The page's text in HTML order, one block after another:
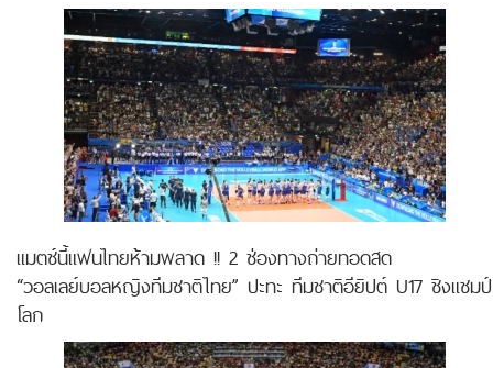
แมตช์นี้แฟนไทยห้ามพลาด !! 2 ช่องทางถ่ายทอดสด
“วอลเลย์บอลหญิงทีมชาติไทย” ปะทะ ทีมชาติอียิปต์ U17 ชิงแชมป์
โลก